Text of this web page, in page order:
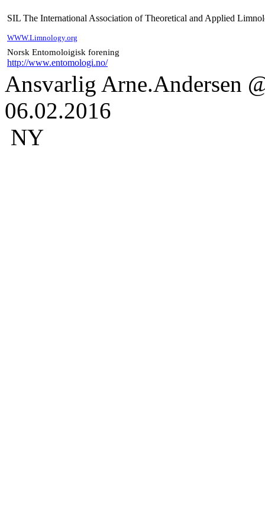
SIL The International Association of Theoretical and Applied
WWW.Limnology.org
Norsk Entomoloigisk forening
http://www.entomologi.no/
Ansvarlig Arne.Andersen
06.02.2016
NY